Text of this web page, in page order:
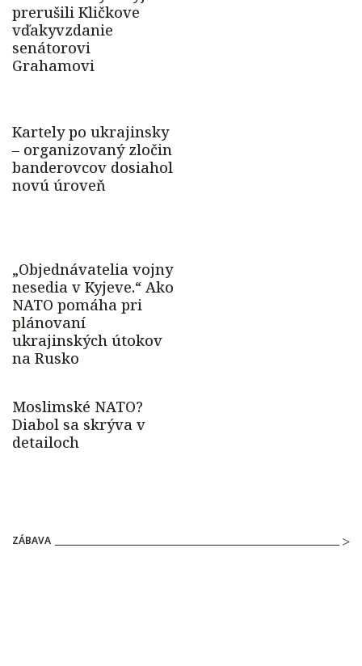
ZÁBAVA